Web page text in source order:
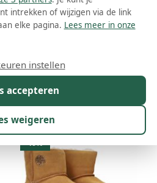
laarzen
Kleur 1
40%
intrekken of wijzigen via de link
elke pagina. Lees meer in onze
accepteren
weigeren
instellen